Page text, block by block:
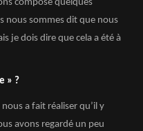
composé quelques
nous sommes dit que nous
je dois dire que cela a été à
» ?
a fait réaliser qu’il y
avons regardé un peu